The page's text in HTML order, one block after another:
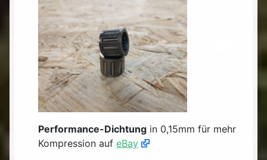
Performance-Dichtung in 0,15mm für mehr
Kompression auf eBay